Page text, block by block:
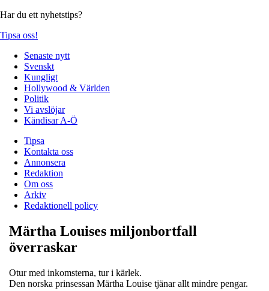
Har du ett nyhetstips?
Tipsa oss!
Senaste nytt
Svenskt
Kungligt
Hollywood & Världen
Politik
Vi avslöjar
Kändisar A-Ö
Tipsa
Kontakta oss
Annonsera
Redaktion
Om oss
Arkiv
Redaktionell policy
Märtha Louises miljonbortfall
överraskar
Otur med inkomsterna, tur i kärlek.
Den norska prinsessan Märtha Louise tjänar allt mindre pengar.